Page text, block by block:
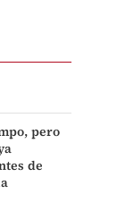
pero
de